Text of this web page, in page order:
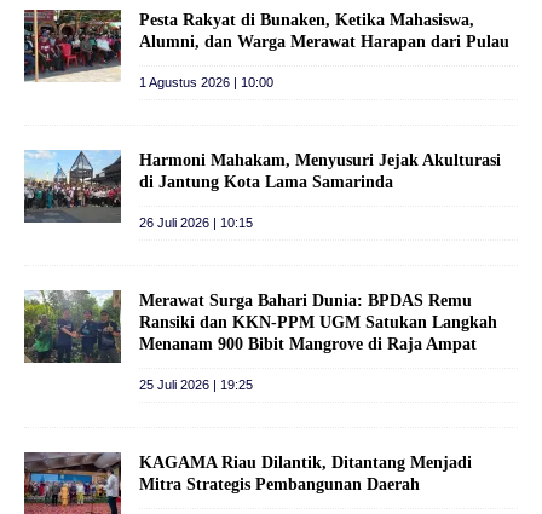
Pesta Rakyat di Bunaken, Ketika Mahasiswa,
Alumni, dan Warga Merawat Harapan dari Pulau
1 Agustus 2026 | 10:00
Harmoni Mahakam, Menyusuri Jejak Akulturasi
di Jantung Kota Lama Samarinda
26 Juli 2026 | 10:15
Merawat Surga Bahari Dunia: BPDAS Remu
Ransiki dan KKN-PPM UGM Satukan Langkah
Menanam 900 Bibit Mangrove di Raja Ampat
25 Juli 2026 | 19:25
KAGAMA Riau Dilantik, Ditantang Menjadi
Mitra Strategis Pembangunan Daerah